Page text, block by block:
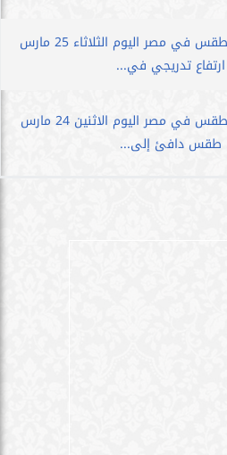
حالة الطقس في مصر اليوم الثلاثاء 25 مارس
حالة الطقس في مصر اليوم الاثنين 24 مارس